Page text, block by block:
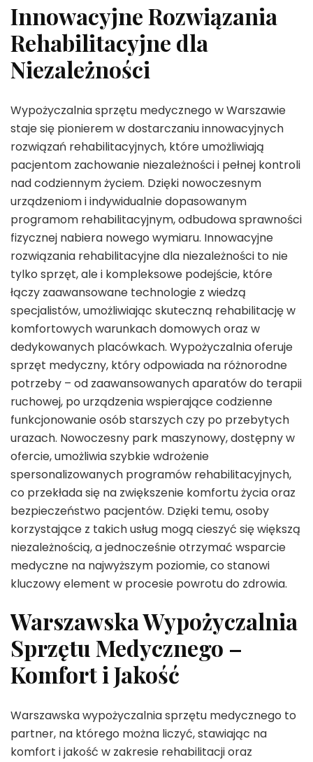
Innowacyjne Rozwiązania
Rehabilitacyjne dla
Niezależności
Wypożyczalnia sprzętu medycznego w Warszawie
staje się pionierem w dostarczaniu innowacyjnych
rozwiązań rehabilitacyjnych, które umożliwiają
pacjentom zachowanie niezależności i pełnej kontroli
nad codziennym życiem. Dzięki nowoczesnym
urządzeniom i indywidualnie dopasowanym
programom rehabilitacyjnym, odbudowa sprawności
fizycznej nabiera nowego wymiaru. Innowacyjne
rozwiązania rehabilitacyjne dla niezależności to nie
tylko sprzęt, ale i kompleksowe podejście, które
łączy zaawansowane technologie z wiedzą
specjalistów, umożliwiając skuteczną rehabilitację w
komfortowych warunkach domowych oraz w
dedykowanych placówkach. Wypożyczalnia oferuje
sprzęt medyczny, który odpowiada na różnorodne
potrzeby – od zaawansowanych aparatów do terapii
ruchowej, po urządzenia wspierające codzienne
funkcjonowanie osób starszych czy po przebytych
urazach. Nowoczesny park maszynowy, dostępny w
ofercie, umożliwia szybkie wdrożenie
spersonalizowanych programów rehabilitacyjnych,
co przekłada się na zwiększenie komfortu życia oraz
bezpieczeństwo pacjentów. Dzięki temu, osoby
korzystające z takich usług mogą cieszyć się większą
niezależnością, a jednocześnie otrzymać wsparcie
medyczne na najwyższym poziomie, co stanowi
kluczowy element w procesie powrotu do zdrowia.
Warszawska Wypożyczalnia
Sprzętu Medycznego –
Komfort i Jakość
Warszawska wypożyczalnia sprzętu medycznego to
partner, na którego można liczyć, stawiając na
komfort i jakość w zakresie rehabilitacji oraz